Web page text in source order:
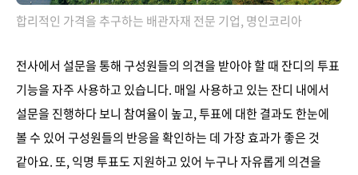
합리적인 가격을 추구하는 배관자재 전문 기업, 명인코리아
전사에서 설문을 통해 구성원들의 의견을 받아야 할 때 잔디의 투표
기능을 자주 사용하고 있습니다. 매일 사용하고 있는 잔디 내에서
설문을 진행하다 보니 참여율이 높고, 투표에 대한 결과도 한눈에
볼 수 있어 구성원들의 반응을 확인하는 데 가장 효과가 좋은 것
같아요. 또, 익명 투표도 지원하고 있어 누구나 자유롭게 의견을